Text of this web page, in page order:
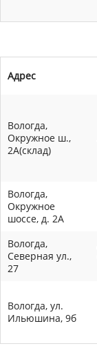
Адрес
Вологда,
Окружное ш.,
2А(склад)
Вологда,
Окружное
шоссе, д. 2А
Вологда,
Северная ул.,
27
Вологда, ул.
Ильюшина, 9б